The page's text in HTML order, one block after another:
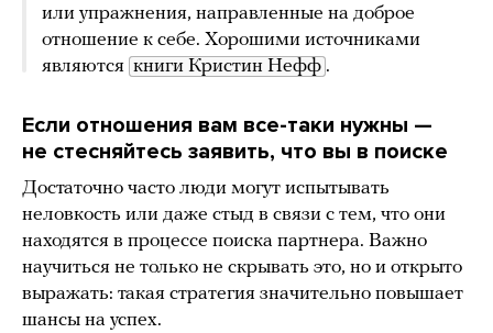
или упражнения, направленные на доброе
отношение к себе. Хорошими источниками
являются книги Кристин Нефф .
Если отношения вам все-таки нужны —
не стесняйтесь заявить, что вы в поиске
Достаточно часто люди могут испытывать
неловкость или даже стыд в связи с тем, что они
находятся в процессе поиска партнера. Важно
научиться не только не скрывать это, но и открыто
выражать: такая стратегия значительно повышает
шансы на успех.